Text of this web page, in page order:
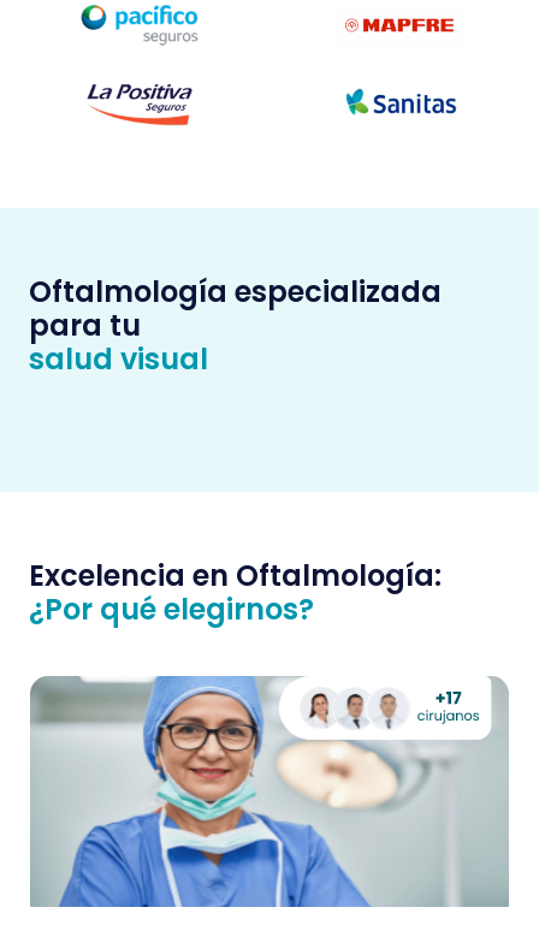
Oftalmología especializada
para tu
salud visual
Excelencia en Oftalmología:
¿Por qué elegirnos?